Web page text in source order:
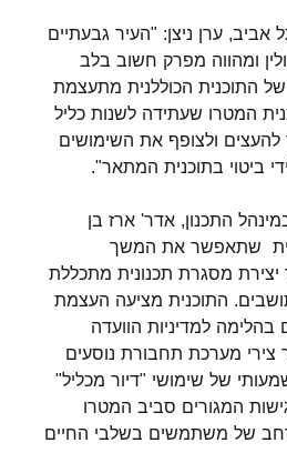
אביב, ערן ניצן: "העיר גבעתיים
ומהווה מפרק חשוב בלב
התוכנית הכוללנית מתעצמת
המטרו שעתידה לשנות כליל
ולצופף את השימושים
ביטוי בתוכנית המתאר".
התכנון, אדר' ארז בן
שתאפשר את המשך
מסגרת תכנונית מתכללת
התוכנית מציעה העצמת
בהלימה למדיניות הוועדה
צירי מערכת תחבורת נוסעים
של שימושי "דיור מכליל"
המגורים סביב המטרו
של משתמשים בשלבי החיים